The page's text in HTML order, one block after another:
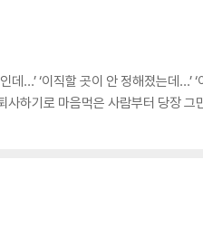
…’ ‘이직할 곳이 안 정해졌는데…’
하기로 마음먹은 사람부터 당장 그